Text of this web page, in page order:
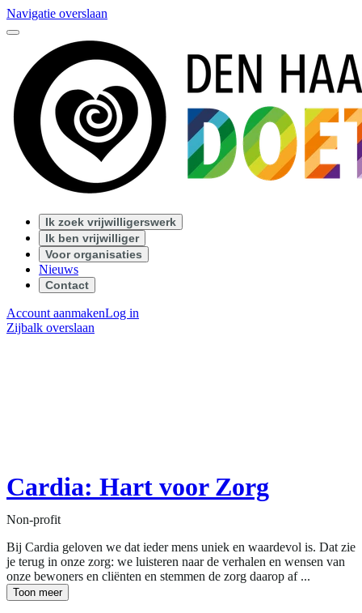
Navigatie overslaan
Ik zoek vrijwilligerswerk
Ik ben vrijwilliger
Voor organisaties
Nieuws
Contact
Account aanmakenLog in
Zijbalk overslaan
Cardia: Hart voor Zorg
Non-profit
Bij Cardia geloven we dat ieder mens uniek en waardevol is. Dat zie
je terug in onze zorg: we luisteren naar de verhalen en wensen van
onze bewoners en cliënten en stemmen de zorg daarop af ...
Toon meer